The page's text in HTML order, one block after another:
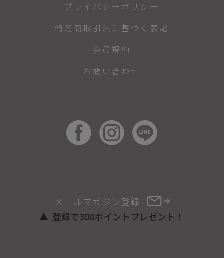
メールマガジン登録
登録で300ポイントプレゼント！
プライバシーポリシー
特定商取引法に基づく表記
会員規約
お問い合わせ